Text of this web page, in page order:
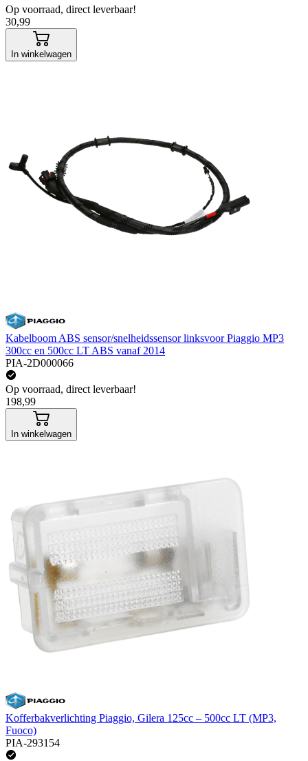
Op voorraad, direct leverbaar!
30,99
In winkelwagen
Kabelboom ABS sensor/snelheidssensor linksvoor Piaggio MP3
300cc en 500cc LT ABS vanaf 2014
PIA-2D000066
Op voorraad, direct leverbaar!
198,99
In winkelwagen
Kofferbakverlichting Piaggio, Gilera 125cc – 500cc LT (MP3,
Fuoco)
PIA-293154